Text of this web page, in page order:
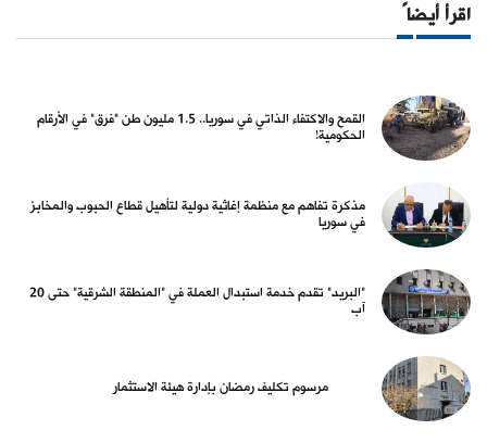
اقرأ أيضاً
القمح والاكتفاء الذاتي في سوريا.. 1.5 مليون طن "فرق" في الأرقام
الحكومية!
مذكرة تفاهم مع منظمة إغاثية دولية لتأهيل قطاع الحبوب والمخابز
في سوريا
"البريد" تقدم خدمة استبدال العملة في "المنطقة الشرقية" حتى 20
آب
مرسوم تكليف رمضان بإدارة هيئة الاستثمار